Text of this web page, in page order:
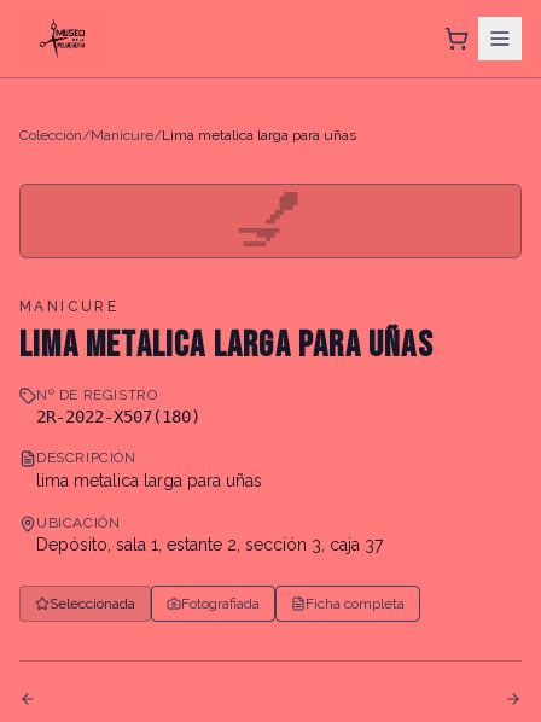
Colección/Manicure/Lima metalica larga para uñas
💅
MANICURE
LIMA METALICA LARGA PARA UÑAS
Nº DE REGISTRO
2R-2022-X507(180)
DESCRIPCIÓN
lima metalica larga para uñas
UBICACIÓN
Depósito, sala 1, estante 2, sección 3, caja 37
Seleccionada Fotografiada Ficha completa